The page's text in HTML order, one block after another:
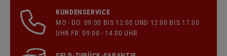
KUNDENSERVICE
MO - DO: 09:00 BIS 12:00 UND 13:00 BIS 17:00
UHR FR: 09:00 - 14:00 UHR